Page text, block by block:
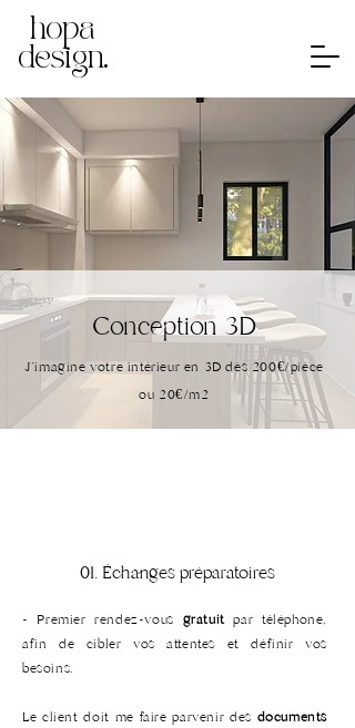
hopa
design.
Conception 3D
J'imagine votre intérieur en 3D dès 200€/pièce
ou 20€/m2
01. Échanges préparatoires
- Premier rendez-vous gratuitpar téléphone,
afin de cibler vos attentes et définir vos
besoins.
Le client doit me faire parvenir des documents